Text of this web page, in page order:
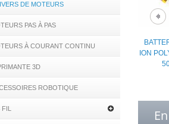
DE MOTEURS
PAS À PAS
À COURANT CONTINU
3D
ROBOTIQUE
ION